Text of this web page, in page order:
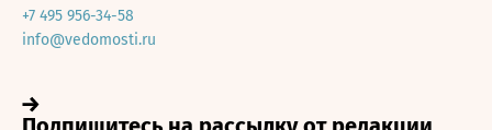
+7 495 956-34-58
info@vedomosti.ru